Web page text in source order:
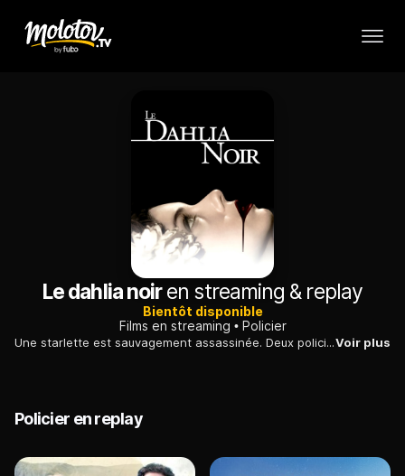
Le dahlia noiren streaming & replay
Bientôt disponible
Films en streaming
Policier
Une starlette est sauvagement assassinée. Deux policiers, anciens boxeurs et rivaux dans la vie, se lancent dans une enquête qui passionne l'opinion.Voir plus
Policier en replay